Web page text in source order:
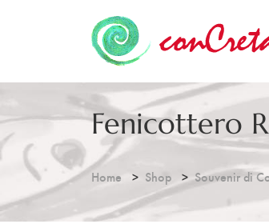
Fenicottero
Home Shop Souvenir di